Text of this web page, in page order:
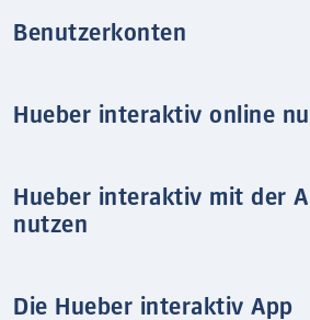
Benutzerkonten
Hueber interaktiv online
Hueber interaktiv mit der
nutzen
Die Hueber interaktiv App